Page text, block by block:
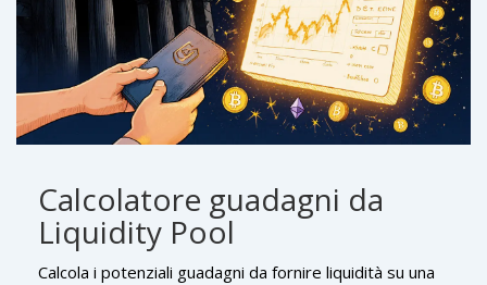
Calcolatore guadagni da
Liquidity Pool
Calcola i potenziali guadagni da fornire liquidità su una